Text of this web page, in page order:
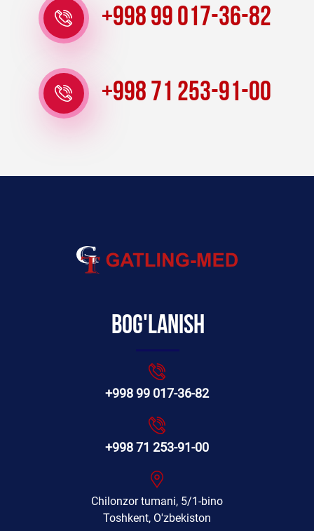
+998 99 017-36-82
+998 71 253-91-00
Bog'lanish
+998 99 017-36-82
+998 71 253-91-00
Chilonzor tumani, 5/1-bino
Toshkent, O'zbekiston